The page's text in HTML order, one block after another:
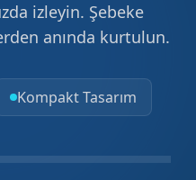
izleyin. Şebeke
anında kurtulun.
Kompakt Tasarım